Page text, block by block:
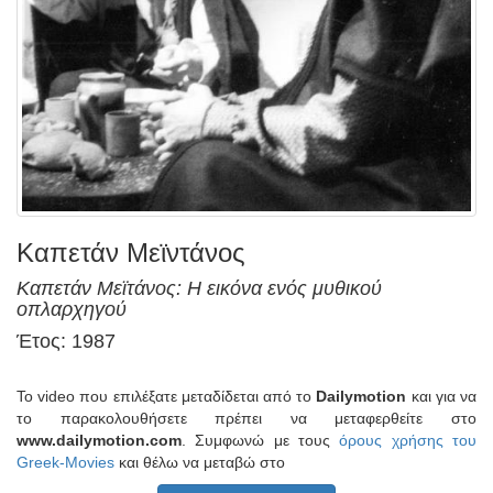
Καπετάν Μεϊντάνος
Καπετάν Μεϊτάνος: Η εικόνα ενός μυθικού
οπλαρχηγού
Έτος: 1987
Το video που επιλέξατε μεταδίδεται από το Dailymotion και για να
το παρακολουθήσετε πρέπει να μεταφερθείτε στο
www.dailymotion.com . Συμφωνώ με τουςόρους χρήσης του
Greek-Movies και θέλω να μεταβώ στο